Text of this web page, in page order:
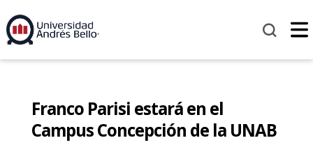
Franco Parisi estará en el
Campus Concepción de la UNAB